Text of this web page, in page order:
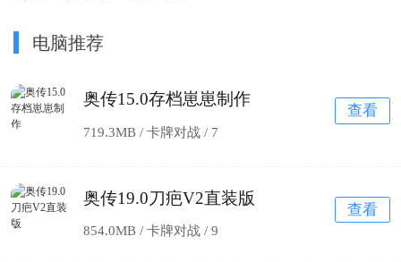
电脑推荐
奥传15.0存档崽崽制作
719.3MB / 卡牌对战 / 7
查看
奥传19.0刀疤V2直装版
854.0MB / 卡牌对战 /9
查看